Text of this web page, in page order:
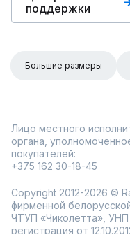
поддержки
Большие размеры
Лицо местного
органа,
покупателей:
+375 162 30-18-45
Copyright 2012-2026 ©
фирменной
ЧТУП «Чиколетта», УНП
регистрация от